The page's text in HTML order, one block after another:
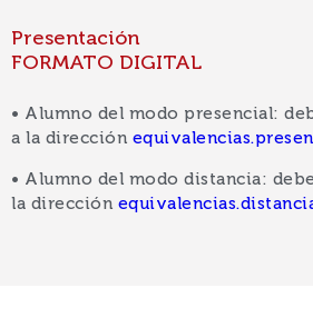
Presentación
FORMATO DIGITAL
• Alumno del modo presencial:
a la dirección
• Alumno del modo distancia:
la dirección